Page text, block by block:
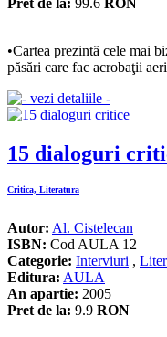
Pret de la: 99.6 RON
•Cartea prezintă cele mai
păsări care fac acrobaţii
15 dialoguri
Critica, Literatura
Autor: Al. Cistelecan
ISBN: Cod AULA 12
Categorie: Interviuri ,
Editura: AULA
An apartie: 2005
Pret de la: 9.9 RON